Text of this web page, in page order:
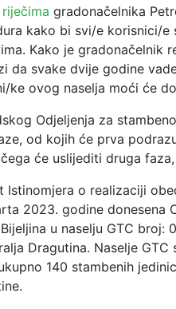
riječima gradonačelnika
kako bi svi/e korisnici/e
Kako je gradonačelnik
da svake dvije godine
ke ovog naselja moći će
Odjeljenja za
od kojih će prva
će uslijediti druga
Istinomjera o realizaciji
2023. godine donesena
u naselju GTC
Dragutina. Naselje
140 stambenih